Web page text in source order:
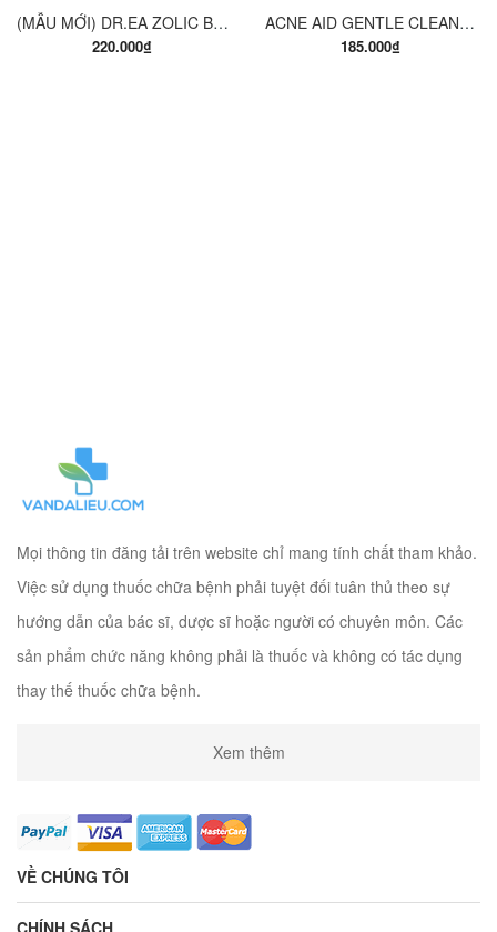
(MẪU MỚI) DR.EA ZOLIC BODY CLEANSING MILK 150ML. SỮA TẮM Y KHOA
220.000₫
ACNE AID GENTLE CLEANSER 100ML. SỮA RỬA MẶT THÍCH HỢP CHO DA NHỜN VÀ MỤN.
185.000₫
Mọi thông tin đăng tải trên website chỉ mang tính chất tham khảo.
Việc sử dụng thuốc chữa bệnh phải tuyệt đối tuân thủ theo sự
hướng dẫn của bác sĩ, dược sĩ hoặc người có chuyên môn. Các
sản phẩm chức năng không phải là thuốc và không có tác dụng
thay thế thuốc chữa bệnh.
Xem thêm
VỀ CHÚNG TÔI
CHÍNH SÁCH